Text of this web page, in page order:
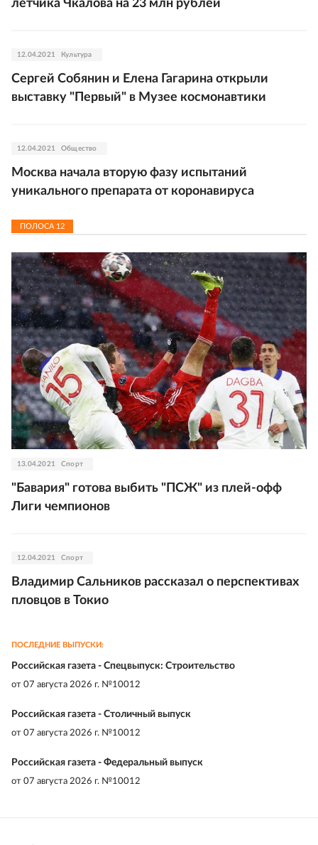
летчика Чкалова на 23 млн рублей
12.04.2021 Культура
Сергей Собянин и Елена Гагарина открыли
выставку "Первый" в Музее космонавтики
12.04.2021 Общество
Москва начала вторую фазу испытаний
уникального препарата от коронавируса
ПОЛОСА 12
13.04.2021 Спорт
"Бавария" готова выбить "ПСЖ" из плей-офф
Лиги чемпионов
12.04.2021 Спорт
Владимир Сальников рассказал о перспективах
пловцов в Токио
ПОСЛЕДНИЕ ВЫПУСКИ:
Российская газета - Спецвыпуск: Строительство
от 07 августа 2026 г. №10012
Российская газета - Столичный выпуск
от 07 августа 2026 г. №10012
Российская газета - Федеральный выпуск
от 07 августа 2026 г. №10012